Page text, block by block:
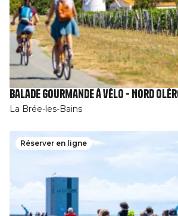
Balade gourmande à vélo - Nord
La Brée-les-Bains
Réserver en ligne